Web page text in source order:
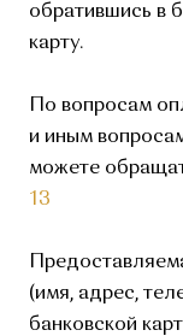
обратившись в
карту.
По вопросам
и иным
можете
13
(имя, адрес,
банковской